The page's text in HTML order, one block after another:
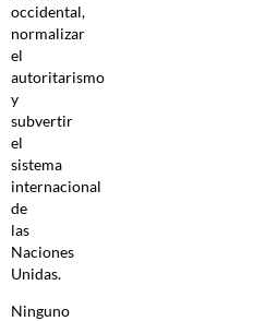
occidental,
normalizar
el
autoritarismo
y
subvertir
el
sistema
internacional
de
las
Naciones
Unidas.
Ninguno